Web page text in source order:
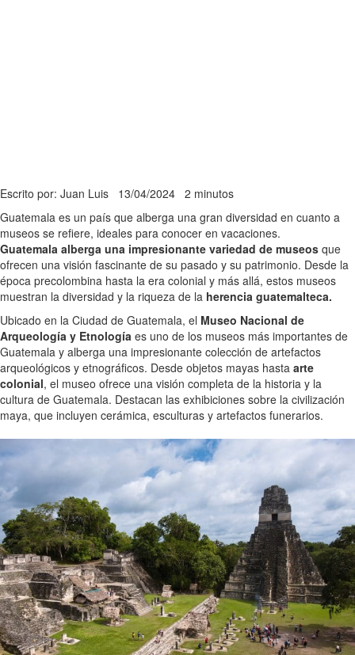
Escrito por: Juan Luis 13/04/2024 2 minutos
Guatemala es un país que alberga una gran diversidad en cuanto a
museos se refiere, ideales para conocer en vacaciones.
Guatemala alberga una impresionante variedad de museos que
ofrecen una visión fascinante de su pasado y su patrimonio. Desde la
época precolombina hasta la era colonial y más allá, estos museos
muestran la diversidad y la riqueza de la herencia guatemalteca.
Ubicado en la Ciudad de Guatemala, el Museo Nacional de
Arqueología y Etnología es uno de los museos más importantes de
Guatemala y alberga una impresionante colección de artefactos
arqueológicos y etnográficos. Desde objetos mayas hasta arte
colonial, el museo ofrece una visión completa de la historia y la
cultura de Guatemala. Destacan las exhibiciones sobre la civilización
maya, que incluyen cerámica, esculturas y artefactos funerarios.